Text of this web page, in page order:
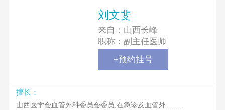
刘文斐
来自： 山西长峰
职称： 副主任医师
+预约挂号
擅长：
山西医学会血管外科委员会委员,在急诊及血管外.........